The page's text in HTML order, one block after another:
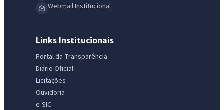
Webmail Institucional
Links Institucionais
Portal da Transparência
Diário Oficial
Licitações
Ouvidoria
e-SIC
IntGest AI
Assistente do Portal